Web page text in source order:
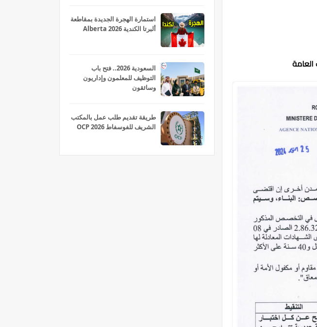
استمارة الهجرة الجديدة بمقاطعة
ألبرتا الكندية Alberta 2026
السعودية 2026.. فتح باب
التوظيف للمعلمون وإداريون
وسائقون
طريقة تقديم طلب عمل بالمكتب
الشريف للفوسفاط OCP 2026